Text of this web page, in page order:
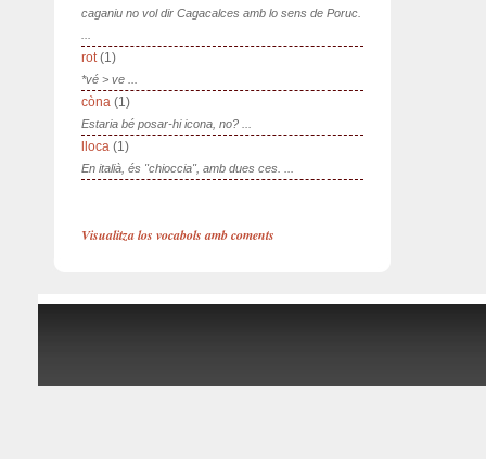
caganiu no vol dir Cagacalces amb lo sens de Poruc.
rot(1)
*vé > ve ...
còna (1)
Estaria bé posar-hi icona, no? ...
lloca (1)
En italià, és "chioccia", amb dues ces. ...
Visualitza los vocabols amb coments